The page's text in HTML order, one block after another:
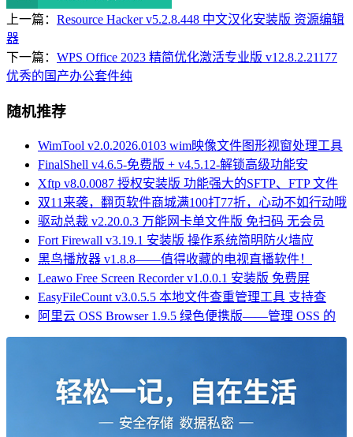
上一篇： Resource Hacker v5.2.8.448 中文汉化安装版 资源编辑
器
下一篇： WPS Office 2023 精简优化激活专业版 v12.8.2.21177
优秀的国产办公套件纯
随机推荐
WimTool v2.0.2026.0103 wim映像文件图形视窗处理工具
FinalShell v4.6.5-免费版 + v4.5.12-解锁高级功能安
Xftp v8.0.0087 授权安装版 功能强大的SFTP、FTP 文件
双11来袭，翻页软件商城满100打77折，心动不如行动哦
驱动总裁 v2.20.0.3 万能网卡单文件版 免扫码 无会员
Fort Firewall v3.19.1 安装版 操作系统简明防火墙应
黑鸟播放器 v1.8.8——值得收藏的电视直播软件！
Leawo Free Screen Recorder v1.0.0.1 安装版 免费屏
EasyFileCount v3.0.5.5 本地文件查重管理工具 支持查
阿里云 OSS Browser 1.9.5 绿色便携版——管理 OSS 的